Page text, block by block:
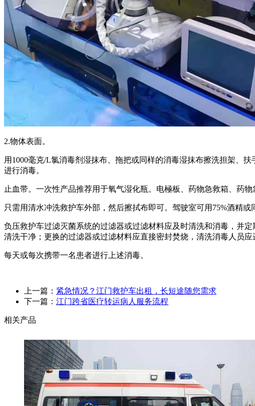
2.物体表面。
用1000毫克/L氯消毒剂湿抹布、拖把或同样的消毒湿抹布擦洗担架、
进行消毒。
止血带。一次性产品推荐用于氧气湿化瓶。电極板、药物急救箱、药
只需用清水冲洗救护车外部，然后擦拭布即可。驾驶室可用75%酒精
负压救护车过滤灭菌系统的过滤器或过滤材料应及时清洗和消毒，并
清洗干净；更换的过滤器或过滤材料应直接密封焚烧，清洗消毒人员应
每天或每次携带一名患者进行上述消毒。
上一篇： 紧急情况？江门救护车出租，长短途随您需求
下一篇： 江门跨省医疗转运病人服务流程
相关产品